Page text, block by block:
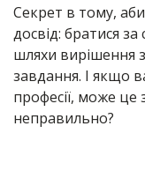
Секрет в тому,
досвід: братися
шляхи вирішення
завдання. І якщо
професії, може це
неправильно?